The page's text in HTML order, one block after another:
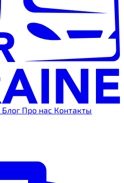
Блог Про нас Контакты